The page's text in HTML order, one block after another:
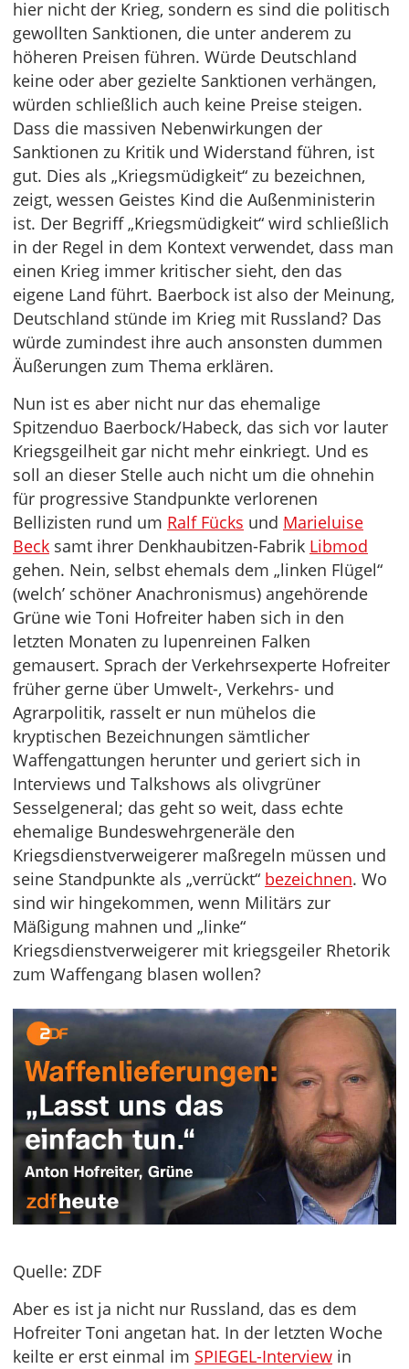
hier nicht der Krieg, sondern es sind die politisch
gewollten Sanktionen, die unter anderem zu
höheren Preisen führen. Würde Deutschland
keine oder aber gezielte Sanktionen verhängen,
würden schließlich auch keine Preise steigen.
Dass die massiven Nebenwirkungen der
Sanktionen zu Kritik und Widerstand führen, ist
gut. Dies als „Kriegsmüdigkeit“ zu bezeichnen,
zeigt, wessen Geistes Kind die Außenministerin
ist. Der Begriff „Kriegsmüdigkeit“ wird schließlich
in der Regel in dem Kontext verwendet, dass man
einen Krieg immer kritischer sieht, den das
eigene Land führt. Baerbock ist also der Meinung,
Deutschland stünde im Krieg mit Russland? Das
würde zumindest ihre auch ansonsten dummen
Äußerungen zum Thema erklären.
Nun ist es aber nicht nur das ehemalige
Spitzenduo Baerbock/Habeck, das sich vor lauter
Kriegsgeilheit gar nicht mehr einkriegt. Und es
soll an dieser Stelle auch nicht um die ohnehin
für progressive Standpunkte verlorenen
Bellizisten rund um Ralf Fücks und Marieluise
Beck samt ihrer Denkhaubitzen-Fabrik Libmod
gehen. Nein, selbst ehemals dem „linken Flügel“
(welch’ schöner Anachronismus) angehörende
Grüne wie Toni Hofreiter haben sich in den
letzten Monaten zu lupenreinen Falken
gemausert. Sprach der Verkehrsexperte Hofreiter
früher gerne über Umwelt-, Verkehrs- und
Agrarpolitik, rasselt er nun mühelos die
kryptischen Bezeichnungen sämtlicher
Waffengattungen herunter und geriert sich in
Interviews und Talkshows als olivgrüner
Sesselgeneral; das geht so weit, dass echte
ehemalige Bundeswehrgeneräle den
Kriegsdienstverweigerer maßregeln müssen und
seine Standpunkte als „verrückt“ bezeichnen. Wo
sind wir hingekommen, wenn Militärs zur
Mäßigung mahnen und „linke“
Kriegsdienstverweigerer mit kriegsgeiler Rhetorik
zum Waffengang blasen wollen?
Quelle: ZDF
Aber es ist ja nicht nur Russland, das es dem
Hofreiter Toni angetan hat. In der letzten Woche
keilte er erst einmal im SPIEGEL-Interview in